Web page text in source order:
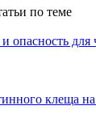
по теме
опасность для
клеща